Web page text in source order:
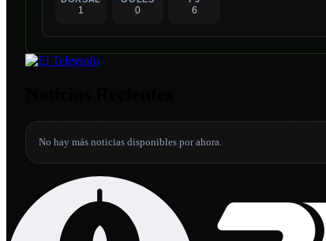
1 0 6
No hay más noticias disponibles por ahora.